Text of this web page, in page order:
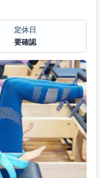
定休日
要確認